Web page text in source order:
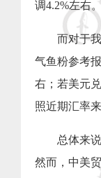
调4.2%左右
而对于
气鱼粉参考
右；若美元
照近期汇率
总体来
然而，中美